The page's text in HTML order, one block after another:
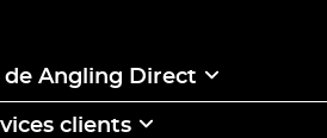
de Angling Direct
clients